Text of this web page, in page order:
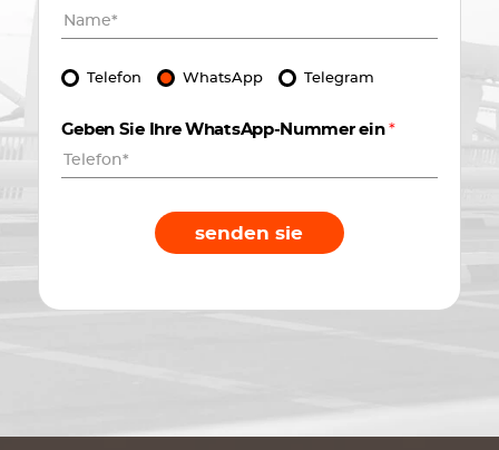
Telefon WhatsApp Telegram
Geben Sie Ihre WhatsApp-Nummer ein*
senden sie